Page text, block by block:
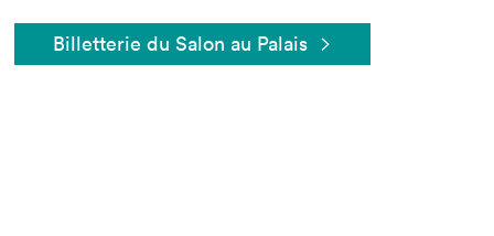
Billetterie du Salon au Palais